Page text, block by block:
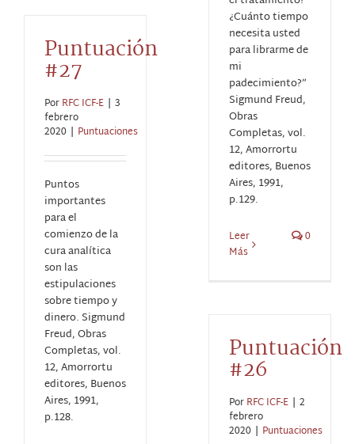
¿Cuánto tiempo
necesita usted
para librarme de
mi
padecimiento?”
Sigmund Freud,
Obras
Completas, vol.
12, Amorrortu
editores, Buenos
Aires, 1991,
p.129.
Leer
Más
0
Puntuación
#27
PorRFC ICF-E | 3
febrero
2020 | Puntuaciones
Puntos
importantes
para el
comienzo de la
cura analítica
son las
estipulaciones
sobre tiempo y
dinero. Sigmund
Freud, Obras
Completas, vol.
12, Amorrortu
editores, Buenos
Aires, 1991,
p.128.
Puntuación
#26
PorRFC ICF-E | 2
febrero
2020 | Puntuaciones